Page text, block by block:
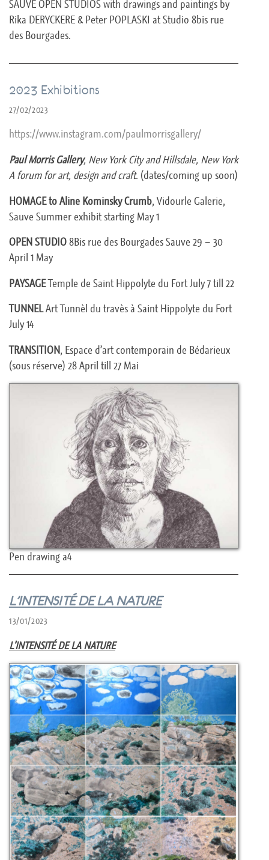
SAUVE OPEN STUDIOS with drawings and paintings by
Rika DERYCKERE & Peter POPLASKI at Studio 8bis rue
des Bourgades.
2023 Exhibitions
27/02/2023
https://www.instagram.com/paulmorrisgallery/
Paul Morris Gallery, New York City and Hillsdale, New York
A forum for art, design and craft. (dates/coming up soon)
HOMAGE to Aline Kominsky Crumb, Vidourle Galerie,
Sauve Summer exhibit starting May 1
OPEN STUDIO8Bis rue des Bourgades Sauve 29 – 30
April 1 May
PAYSAGETemple de Saint Hippolyte du Fort July 7 till 22
TUNNELArt Tunnèl du travès à Saint Hippolyte du Fort
July 14
TRANSITION, Espace d’art contemporain de Bédarieux
(sous réserve) 28 April till 27 Mai
Pen drawing a4
L’INTENSITÉ DE LA NATURE
13/01/2023
L’INTENSITÉ DE LA NATURE